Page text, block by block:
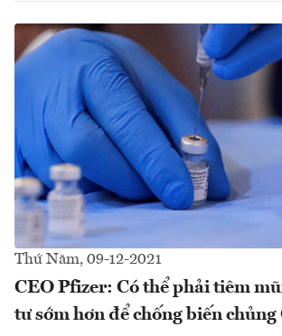
Thứ Năm, 09-12-2021
CEO Pfizer: Có thể phải tiêm
tư sớm hơn để chống biến